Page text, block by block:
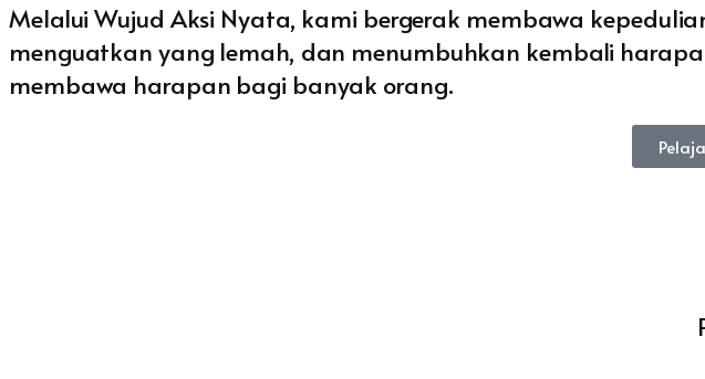
Melalui Wujud Aksi Nyata, kami bergerak membawa
menguatkan yang lemah, dan menumbuhkan kembali
membawa harapan bagi banyak orang.